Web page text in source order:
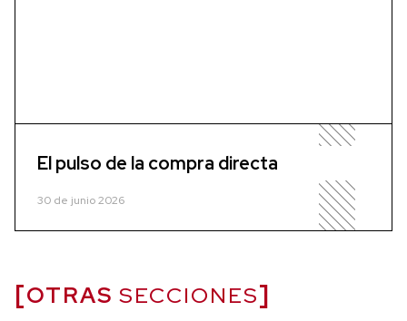
El pulso de la compra directa
30 de junio 2026
OTRAS SECCIONES